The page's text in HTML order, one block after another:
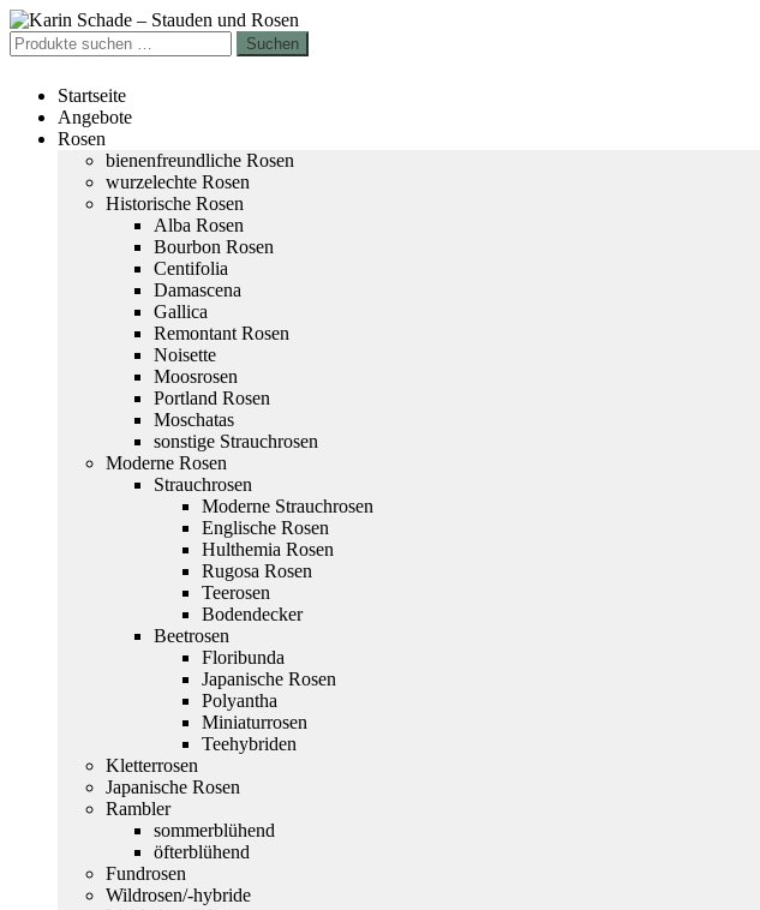
Zur
Navigation
springen
Zum
Inhalt
springen
Suchen
nach:
Suchen
Startseite
Angebote
Rosen
bienenfreundliche Rosen
wurzelechte Rosen
Historische Rosen
Alba Rosen
Bourbon Rosen
Centifolia
Damascena
Gallica
Remontant Rosen
Noisette
Moosrosen
Portland Rosen
Moschatas
sonstige Strauchrosen
Moderne Rosen
Strauchrosen
Moderne Strauchrosen
Englische Rosen
Hulthemia Rosen
Rugosa Rosen
Teerosen
Bodendecker
Beetrosen
Floribunda
Japanische Rosen
Polyantha
Miniaturrosen
Teehybriden
Kletterrosen
Japanische Rosen
Rambler
sommerblühend
öfterblühend
Fundrosen
Wildrosen/-hybride